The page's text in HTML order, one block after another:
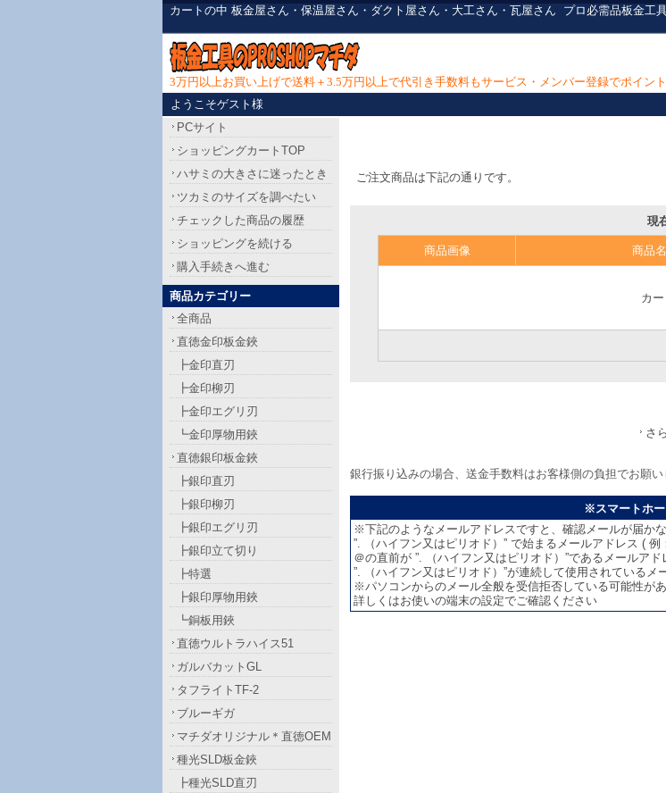
カートの中 板金屋さん・保温屋さん・ダクト屋さん・大工さん・瓦屋さん プロ必需品板金工
3万円以上お買い上げで送料＋3.5万円以上で代引き手数料もサービス・メンバー登録でポイン
ようこそゲスト様
ご注文商品は下記の通りです。
現
商品画像 商品名
カー
さ
銀行振り込みの場合、送金手数料はお客様側の負担でお願い
※スマートホ
※下記のようなメールアドレスですと、確認メールが届か
”. （ハイフン又はピリオド）” で始まるメールアドレス (
＠の直前が ”. （ハイフン又はピリオド）”であるメールア
”. （ハイフン又はピリオド）”が連続して使用されている
※パソコンからのメール全般を受信拒否している可能性が
詳しくはお使いの端末の設定でご確認ください
PCサイト
ショッピングカートTOP
ハサミの大きさに迷ったとき
ツカミのサイズを調べたい
チェックした商品の履歴
ショッピングを続ける
購入手続きへ進む
商品カテゴリー
全商品
直徳金印板金鋏
┣金印直刃
┣金印柳刃
┣金印エグリ刃
┗金印厚物用鋏
直徳銀印板金鋏
┣銀印直刃
┣銀印柳刃
┣銀印エグリ刃
┣銀印立て切り
┣特選
┣銀印厚物用鋏
┗銅板用鋏
直徳ウルトラハイス51
ガルバカットGL
タフライトTF-2
ブルーギガ
マチダオリジナル＊直徳OEM
種光SLD板金鋏
┣種光SLD直刃